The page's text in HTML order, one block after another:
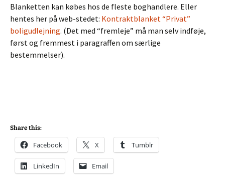
Blanketten kan købes hos de fleste boghandlere. Eller
hentes her på web-stedet: Kontraktblanket “Privat”
boligudlejning. (Det med “fremleje” må man selv indføje,
først og fremmest i paragraffen om særlige
bestemmelser).
Share this:
Facebook X Tumblr
LinkedIn Email